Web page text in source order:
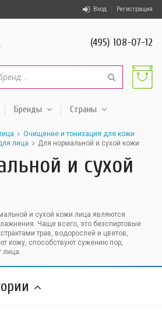
Вход Регистрация
(495) 108-07-12
Бренды Страны
Очищение и тонизация для кожи
лица Для нормальной и сухой кожи
и сухой
и сухой кожи лица являются
Чаще всего, это безспиртовые
трав, водорослей и цветов,
кожу, способствуют сужению пор,
лица.